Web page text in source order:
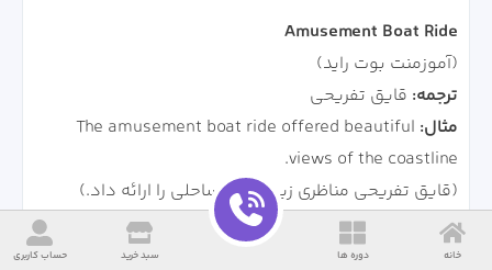
Amusement Boat Ride
(آموزمنت بوت راید)
ترجمه: قایق تفریحی
مثال: The amusement boat ride offered beautiful
views of the coastline.
(قایق تفریحی مناظری زیبا از خط ساحلی را ارائه داد.)
Bungee Jumping Spot
خانه دوره ها سبد خرید حساب کاربری